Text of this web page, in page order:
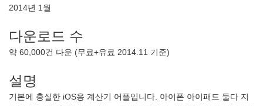
2014년 1월
다운로드 수
약 60,000건 다운 (무료+유료 2014.11 기준)
설명
기본에 충실한 iOS용 계산기 어플입니다. 아이폰 아이패드 둘다 지